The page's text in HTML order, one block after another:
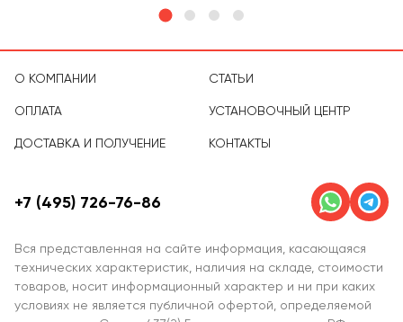
О КОМПАНИИ
ОПЛАТА
ДОСТАВКА И ПОЛУЧЕНИЕ
СТАТЬИ
УСТАНОВОЧНЫЙ ЦЕНТР
КОНТАКТЫ
Вся представленная на сайте информация, касающаяся
технических характеристик, наличия на складе, стоимости
товаров, носит информационный характер и ни при каких
условиях не является публичной офертой, определяемой
+7 (495) 726-76-86